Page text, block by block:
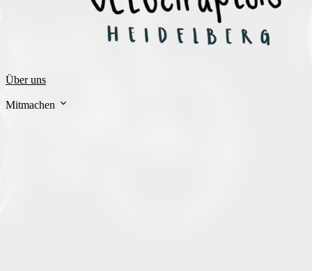
Über uns
Mitmachen